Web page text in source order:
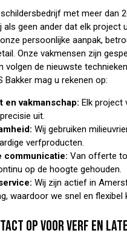
met meer dan
als geen ander dat elk project
persoonlijke aanpak,
Onze vakmensen zijn
volgen de nieuwste
Bakker mag u rekenen op:
en vakmanschap: Elk project
uit.
Wij gebruiken
verfproducten.
communicatie: Van offerte
op de hoogte gehouden.
Wij zijn actief in
waardoor we snel en flexibel
OP VOOR VERF EN